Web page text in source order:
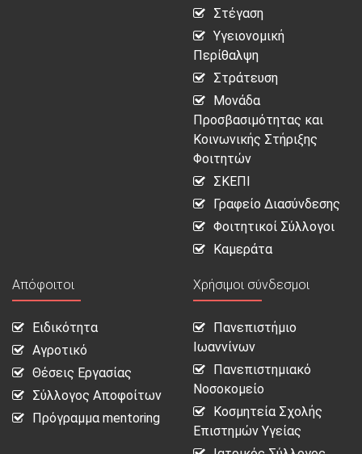
Στέγαση
Υγειονομική
Περίθαλψη
Στράτευση
Μονάδα
Προσβασιμότητας και
Κοινωνικής Στήριξης
Φοιτητών
ΣΚΕΠΙ
Γραφείο Διασύνδεσης
Φοιτητικοί Σύλλογοι
Καμεράτα
Απόφοιτοι
Ειδικότητα
Αγροτικό
Θέσεις Εργασίας
Σύλλογος Αποφοίτων
Πρόγραμμα mentoring
Χρήσιμοι σύνδεσμοι
Πανεπιστήμιο
Ιωαννίνων
Πανεπιστημιακό
Νοσοκομείο
Κοσμητεία Σχολής
Επιστημών Υγείας